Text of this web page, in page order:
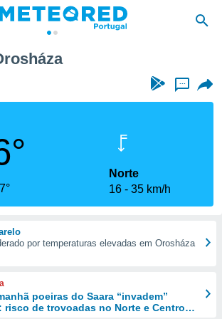
...
Norte
16
35 km/h
por temperaturas elevadas em Orosháza
poeiras do Saara “invadem”
risco de trovoadas no Norte e Centro